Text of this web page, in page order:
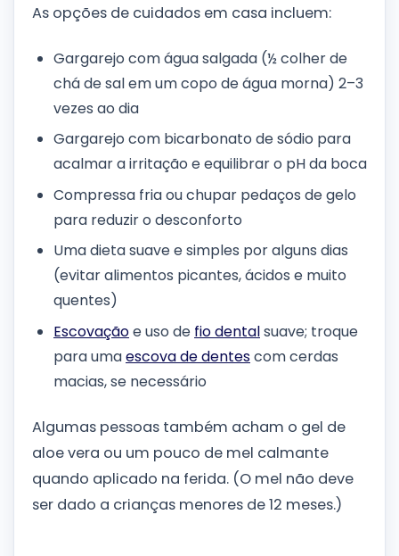
As opções de cuidados em casa incluem:
Gargarejo com água salgada (½ colher de
chá de sal em um copo de água morna) 2–3
vezes ao dia
Gargarejo com bicarbonato de sódio para
acalmar a irritação e equilibrar o pH da boca
Compressa fria ou chupar pedaços de gelo
para reduzir o desconforto
Uma dieta suave e simples por alguns dias
(evitar alimentos picantes, ácidos e muito
quentes)
Escovaçãoe uso de fio dentalsuave; troque
para umaescova de dentescom cerdas
macias, se necessário
Algumas pessoas também acham o gel de
aloe vera ou um pouco de mel calmante
quando aplicado na ferida. (O mel não deve
ser dado a crianças menores de 12 meses.)